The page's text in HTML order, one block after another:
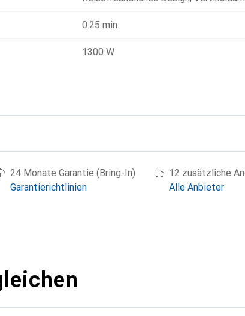
0.25 min
1300 W
24 Monate Garantie (Bring-In)
Garantierichtlinien
12 zusätzliche
Alle Anbieter